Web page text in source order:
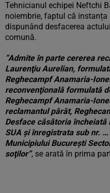
Tehnicianul echipei Neftchi
noiembrie, faptul că instanța
dispunând desfacerea
comună.
”Admite în parte cererea
Laurenţiu Aurelian,
Reghecampf Anamaria-
reconvenţională formulată
Reghecampf Anamaria-
reclamantul pârât,
Desface căsătoria
SUA şi înregistrata sub nr.
Municipiului Bucureşti
soţilor”, se arată în prima